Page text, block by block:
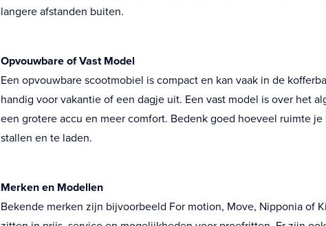
langere afstanden buiten.
Opvouwbare of Vast Model
Een opvouwbare scootmobiel is compact en kan vaak in de
handig voor vakantie of een dagje uit. Een vast model is over het
een grotere accu en meer comfort. Bedenk goed hoeveel ruimte
stallen en te laden.
Merken en Modellen
Bekende merken zijn bijvoorbeeld For motion, Move, Nipponia of